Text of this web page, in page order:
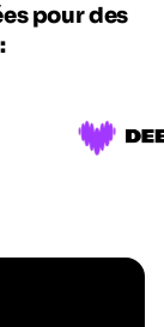
pour des